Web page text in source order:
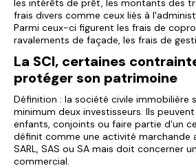
les intérêts de prêt, les montants des
frais divers comme ceux liés à
Parmi ceux-ci figurent les frais de
ravalements de façade, les frais de
La SCI, certaines
protéger son patrimoine
Définition : la société civile immobilière
minimum deux investisseurs. Ils
enfants, conjoints ou faire partie d'un
définit comme une activité marchande
SARL, SAS ou SA mais doit concerner
commercial.